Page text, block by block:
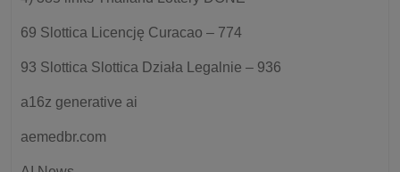
69 Slottica Licencję Curacao – 774
93 Slottica Slottica Działa Legalnie – 936
a16z generative ai
aemedbr.com